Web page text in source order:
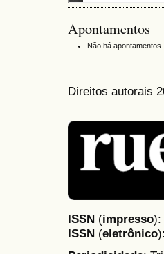
Apontamentos
Não há apontamentos.
Direitos autorais
ISSN (impresso):
ISSN (eletrônico):